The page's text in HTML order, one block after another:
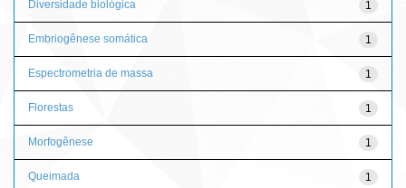
1
Diversidade biológica
1
Embriogênese somática
1
Espectrometria de massa
1
Florestas
1
Morfogênese
1
Queimada